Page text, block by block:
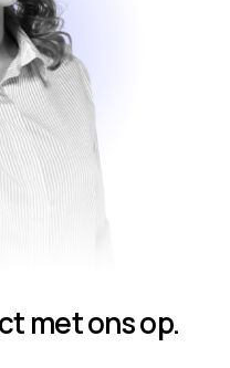
met ons op.